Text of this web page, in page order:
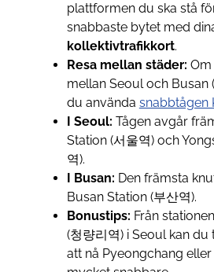
plattformen du ska stå
snabbaste bytet med
kollektivtrafikkort.
Resa mellan städer:
mellan Seoul och Busan
du använda snabbtågen
I Seoul: Tågen avgår
Station (서울역) och
역).
I Busan: Den främsta
Busan Station (부산역).
Bonustips: Från
(청량리역) i Seoul kan
att nå Pyeongchang